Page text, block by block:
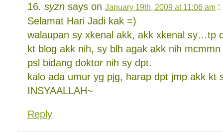
syzn says on January 19th, 2009 at 11:06 am :
Selamat Hari Jadi kak =)
walaupan sy xkenal akk, akk xkenal sy…tp
kt blog akk nih, sy blh agak akk nih
psl bidang doktor nih sy dpt.
kalo ada umur yg pjg, harap dpt jmp akk
INSYAALLAH~
Reply